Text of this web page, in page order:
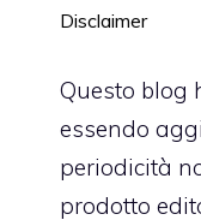
Disclaimer
Questo blog
essendo
periodicità
prodotto